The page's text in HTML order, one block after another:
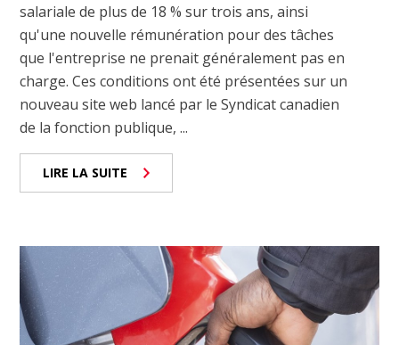
salariale de plus de 18 % sur trois ans, ainsi
qu'une nouvelle rémunération pour des tâches
que l'entreprise ne prenait généralement pas en
charge. Ces conditions ont été présentées sur un
nouveau site web lancé par le Syndicat canadien
de la fonction publique, ...
LIRE LA SUITE